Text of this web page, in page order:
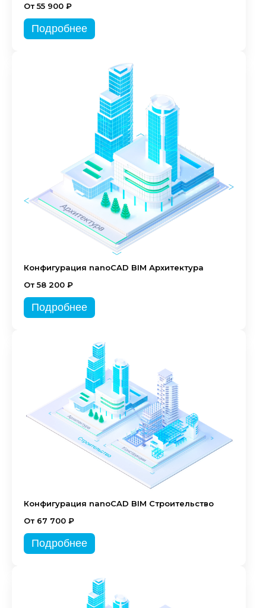
От 55 900 ₽
Подробнее
Конфигурация nanoCAD BIM Архитектура
От 58 200 ₽
Подробнее
Конфигурация nanoCAD BIM Строительство
От 67 700 ₽
Подробнее